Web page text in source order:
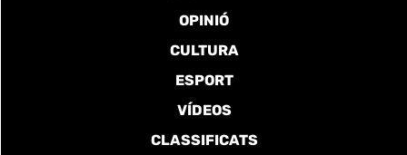
OPINIÓ
CULTURA
ESPORT
VÍDEOS
CLASSIFICATS